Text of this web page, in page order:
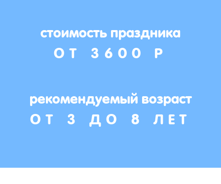
стоимость праздника
ОТ 3600 Р
рекомендуемый возраст
ОТ 3 ДО 8 ЛЕТ